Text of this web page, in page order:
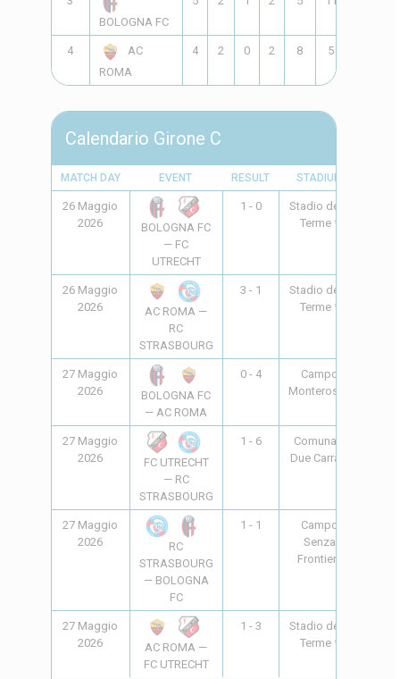
BOLOGNA FC
4
AC
ROMA
4 2 0 2 8 5
Calendario Girone C
MATCH DAY EVENT RESULT STADIUM
26 Maggio
2026
BOLOGNA FC
— FC
UTRECHT
1 - 0
Stadio delle
Terme *
26 Maggio
2026
AC ROMA —
RC
STRASBOURG
3 - 1
Stadio delle
Terme *
27 Maggio
2026
BOLOGNA FC
— AC ROMA
0 - 4
Campo
Monterosso
27 Maggio
2026
FC UTRECHT
— RC
STRASBOURG
1 - 6
Comunale
Due Carrare
27 Maggio
2026
RC
STRASBOURG
— BOLOGNA
FC
1 - 1
Campo
Senza
Frontiere
27 Maggio
2026
AC ROMA —
FC UTRECHT
1 - 3
Stadio delle
Terme *